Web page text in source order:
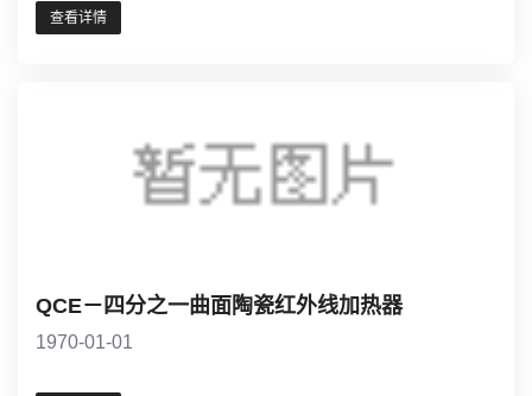
查看详情
QCE－四分之一曲面陶瓷红外线加热器
1970-01-01